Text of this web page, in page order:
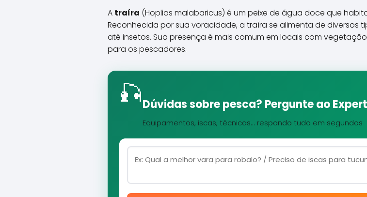
A traíra (Hoplias malabaricus) é um peixe de água doce que
Reconhecida por sua voracidade, a traíra se alimenta de diversos
até insetos. Sua presença é mais comum em locais com
para os pescadores.
🎣Dúvidas sobre pesca? Pergunte ao
Equipamentos, iscas, técnicas... respondo tudo em segundos